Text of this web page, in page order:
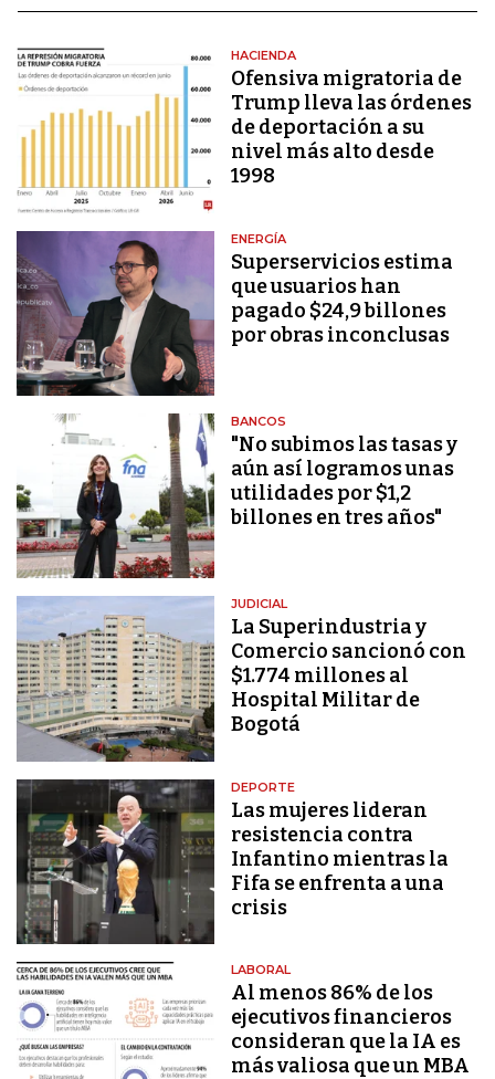
HACIENDA
Ofensiva migratoria de
Trump lleva las órdenes
de deportación a su
nivel más alto desde
1998
ENERGÍA
Superservicios estima
que usuarios han
pagado $24,9 billones
por obras inconclusas
BANCOS
"No subimos las tasas y
aún así logramos unas
utilidades por $1,2
billones en tres años"
JUDICIAL
La Superindustria y
Comercio sancionó con
$1.774 millones al
Hospital Militar de
Bogotá
DEPORTE
Las mujeres lideran
resistencia contra
Infantino mientras la
Fifa se enfrenta a una
crisis
LABORAL
Al menos 86% de los
ejecutivos financieros
consideran que la IA es
más valiosa que un MBA